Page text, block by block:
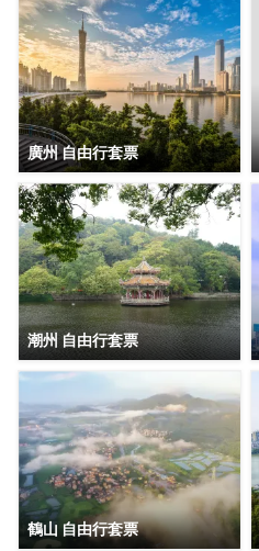
廣州 自由行套票
潮州 自由行套票
鶴山 自由行套票